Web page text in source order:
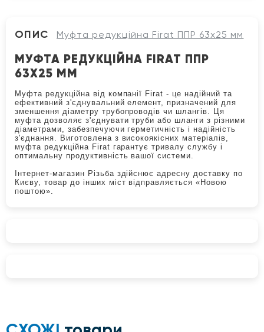
ОПИС Муфта редукційна Firat ППР 63х25 мм
МУФТА РЕДУКЦІЙНА FIRAT ППР
63Х25 ММ
Муфта редукційна від компанії Firat - це надійний та
ефективний з'єднувальний елемент, призначений для
зменшення діаметру трубопроводів чи шлангів. Ця
муфта дозволяє з'єднувати труби або шланги з різними
діаметрами, забезпечуючи герметичність і надійність
з'єднання. Виготовлена з високоякісних матеріалів,
муфта редукційна Firat гарантує тривалу службу і
оптимальну продуктивність вашої системи.
Інтернет-магазин Різьба здійснює адресну доставку по
Києву, товар до інших міст відправляється «Новою
поштою».